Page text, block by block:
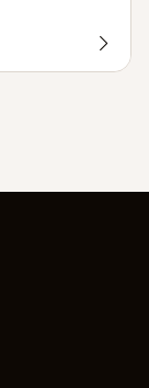
i
Return.